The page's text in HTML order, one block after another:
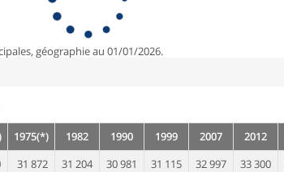
géographie au 01/01/2026.
1975(*) 1982 1990 1999 2007 2012
31 872 31 204 30 981 31 115 32 997 33 300